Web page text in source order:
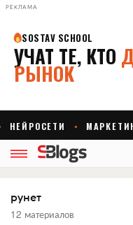
РЕКЛАМА
рунет
12 материалов